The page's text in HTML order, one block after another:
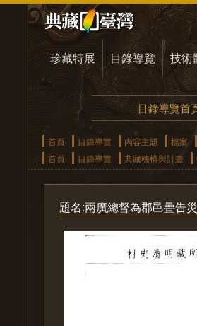
珍藏特展 目錄導覽 技術
目錄導覽首
首頁 目錄導覽 內容主題 檔案
首頁
目錄導覽 典藏機構與計畫
題名:兩廣總督為郡邑疊告